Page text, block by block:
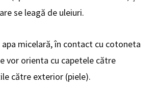
se leagă de uleiuri.
micelară, în contact cu cotoneta
vor orienta cu capetele către
către exterior (piele).